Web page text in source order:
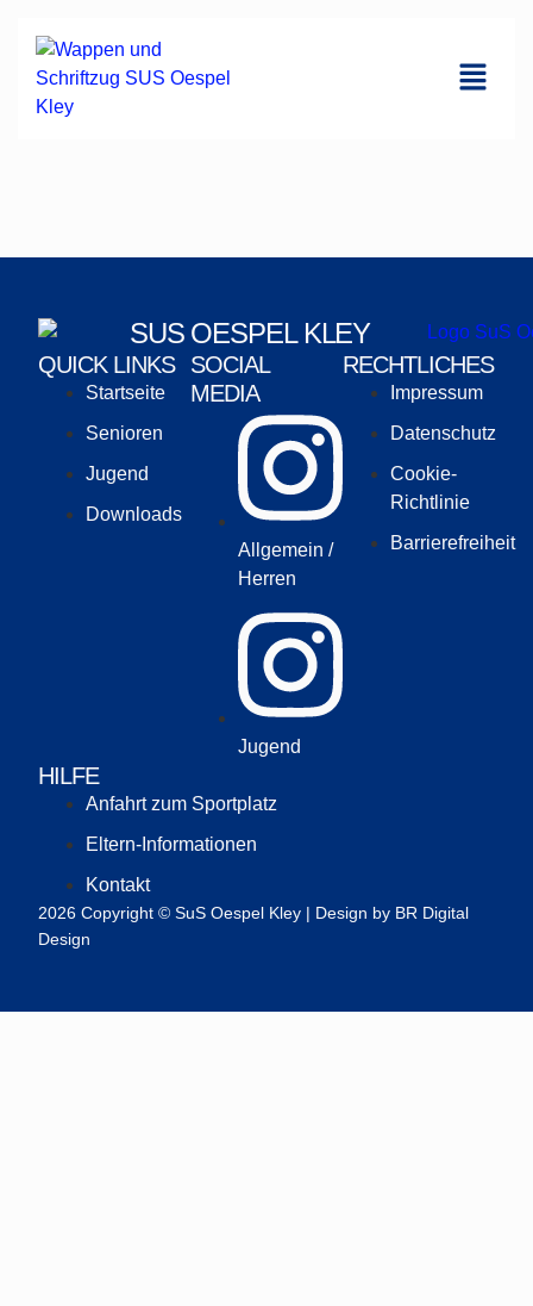
SUS OESPEL KLEY
QUICK LINKS
Startseite
Senioren
Jugend
Downloads
SOCIAL
MEDIA
Allgemein /
Herren
Jugend
RECHTLICHES
Impressum
Datenschutz
Cookie-
Richtlinie
Barrierefreiheit
HILFE
Anfahrt zum Sportplatz
Eltern-Informationen
Kontakt
2026 Copyright © SuS Oespel Kley | Design by BR Digital
Design